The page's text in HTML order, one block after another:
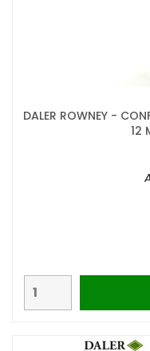
DALER ROWNEY -
12